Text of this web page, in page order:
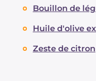
Bouillon de
Huile d'olive
Zeste de citron